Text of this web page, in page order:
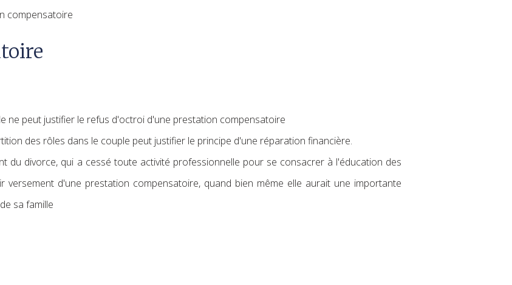
compensatoire
ne peut justifier le refus d'octroi d'une prestation compensatoire
des rôles dans le couple peut justifier le principe d'une réparation financière.
du divorce, qui a cessé toute activité professionnelle pour se consacrer à l'éducation des
d'une prestation compensatoire, quand bien même elle aurait une importante
sa famille